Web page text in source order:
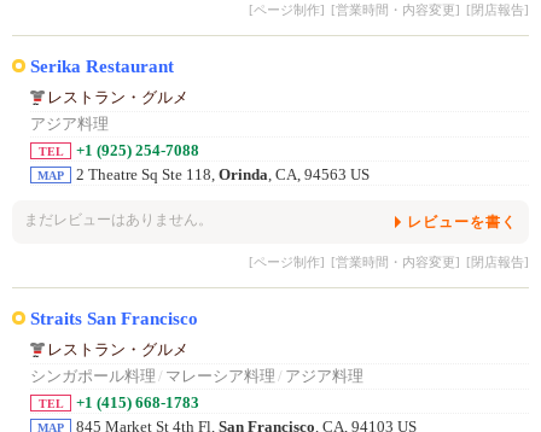
[ページ制作] [営業時間・内容変更] [閉店報告]
Serika Restaurant
レストラン・グルメ
アジア料理
TEL +1 (925) 254-7088
MAP 2 Theatre Sq Ste 118, Orinda, CA, 94563 US
まだレビューはありません。 レビューを書く
[ページ制作] [営業時間・内容変更] [閉店報告]
Straits San Francisco
レストラン・グルメ
シンガポール料理 / マレーシア料理 / アジア料理
TEL +1 (415) 668-1783
MAP 845 Market St 4th Fl, San Francisco, CA, 94103 US